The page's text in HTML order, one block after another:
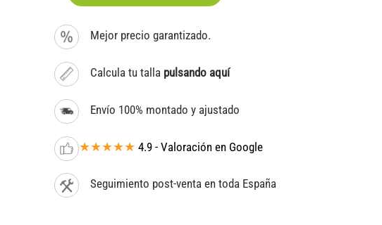
Mejor precio garantizado.
Calcula tu talla pulsando aquí
Envío 100% montado y ajustado
★★★★★ 4.9 - Valoración en Google
Seguimiento post-venta en toda España